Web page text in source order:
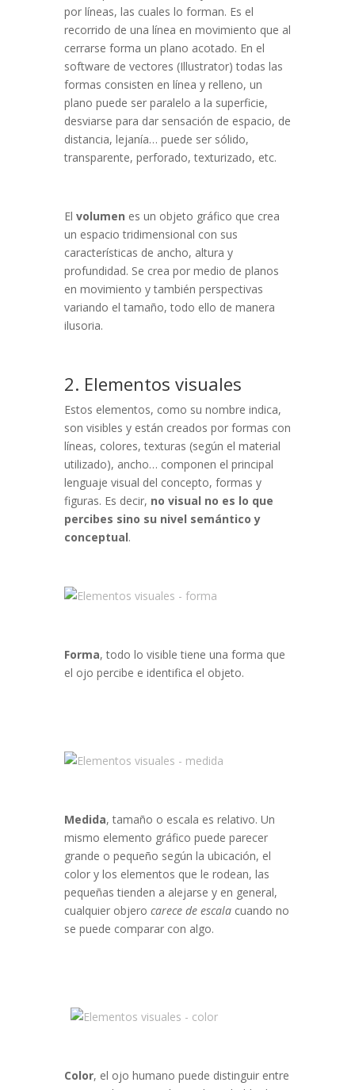
por líneas, las cuales lo forman. Es el
recorrido de una línea en movimiento que al
cerrarse forma un plano acotado. En el
software de vectores (Illustrator) todas las
formas consisten en línea y relleno, un
plano puede ser paralelo a la superficie,
desviarse para dar sensación de espacio, de
distancia, lejanía… puede ser sólido,
transparente, perforado, texturizado, etc.
El volumen es un objeto gráfico que crea
un espacio tridimensional con sus
características de ancho, altura y
profundidad. Se crea por medio de planos
en movimiento y también perspectivas
variando el tamaño, todo ello de manera
ilusoria.
2. Elementos visuales
Estos elementos, como su nombre indica,
son visibles y están creados por formas con
líneas, colores, texturas (según el material
utilizado), ancho… componen el principal
lenguaje visual del concepto, formas y
figuras. Es decir, no visual no es lo que
percibes sino su nivel semántico y
conceptual.
Forma, todo lo visible tiene una forma que
el ojo percibe e identifica el objeto.
Medida, tamaño o escala es relativo. Un
mismo elemento gráfico puede parecer
grande o pequeño según la ubicación, el
color y los elementos que le rodean, las
pequeñas tienden a alejarse y en general,
cualquier objero carece de escala cuando no
se puede comparar con algo.
Color, el ojo humano puede distinguir entre